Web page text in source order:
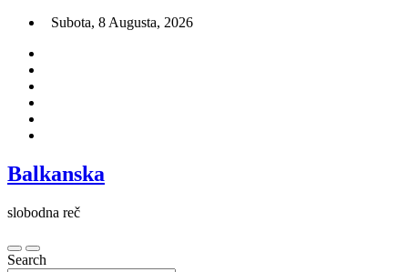
Skip
content
Subota, 8 Augusta, 2026
Balkanska
slobodna reč
Search